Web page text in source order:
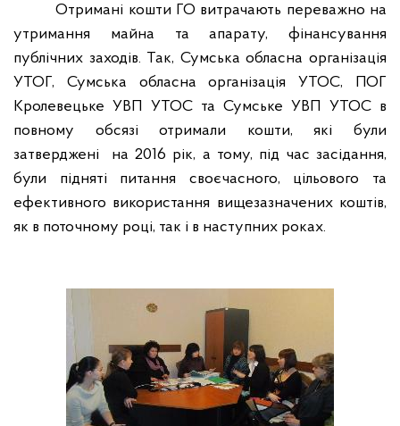
Отримані кошти ГО витрачають переважно на
утримання майна та апарату, фінансування
публічних заходів. Так, Сумська обласна організація
УТОГ, Сумська обласна організація УТОС, ПОГ
Кролевецьке УВП УТОС та Сумське УВП УТОС в
повному обсязі отримали кошти, які були
затверджені
на 2016 рік, а тому, під час засідання,
були підняті питання своєчасного, цільового та
ефективного використання вищезазначених коштів,
як в поточному році, так і в наступних роках.